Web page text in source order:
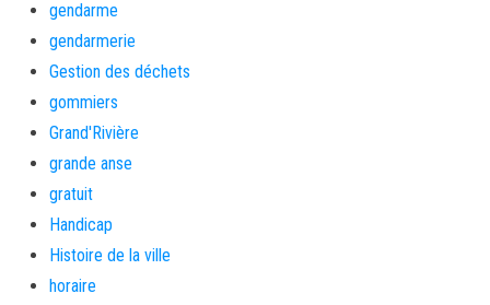
gendarme
gendarmerie
Gestion des déchets
gommiers
Grand'Rivière
grande anse
gratuit
Handicap
Histoire de la ville
horaire